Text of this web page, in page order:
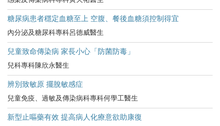
糖尿病患者穩定血糖至上 空腹、餐後血糖須控制得宜
內分泌及糖尿科專科呂德威醫生
兒童致命傳染病 家長小心「防菌防毒」
兒科專科陳欣永醫生
辨別致敏原 擺脫敏感症
兒童免疫、過敏及傳染病科專科何學工醫生
新型止嘔藥有效 提高病人化療意欲助康復